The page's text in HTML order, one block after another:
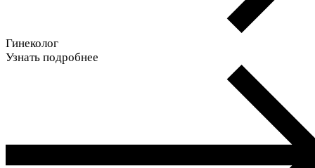
Гинеколог
Узнать подробнее